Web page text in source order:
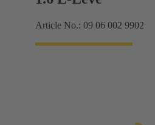
Article No.: 09 06 002 9902